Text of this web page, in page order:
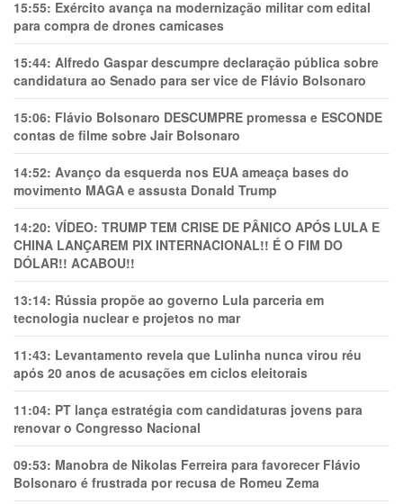
15:55: Exército avança na modernização militar com edital
para compra de drones camicases
15:44: Alfredo Gaspar descumpre declaração pública sobre
candidatura ao Senado para ser vice de Flávio Bolsonaro
15:06: Flávio Bolsonaro DESCUMPRE promessa e ESCONDE
contas de filme sobre Jair Bolsonaro
14:52: Avanço da esquerda nos EUA ameaça bases do
movimento MAGA e assusta Donald Trump
14:20: VÍDEO: TRUMP TEM CRlSE DE PÂNlCO APÓS LULA E
CHINA LANÇAREM PIX INTERNACIONAL!! É O FIM DO
DÓLAR!! ACABOU!!
13:14: Rússia propõe ao governo Lula parceria em
tecnologia nuclear e projetos no mar
11:43: Levantamento revela que Lulinha nunca virou réu
após 20 anos de acusações em ciclos eleitorais
11:04: PT lança estratégia com candidaturas jovens para
renovar o Congresso Nacional
09:53: Manobra de Nikolas Ferreira para favorecer Flávio
Bolsonaro é frustrada por recusa de Romeu Zema